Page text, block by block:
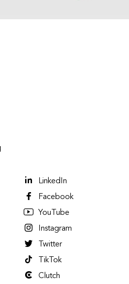
LinkedIn
Facebook
YouTube
Instagram
Twitter
TikTok
Clutch